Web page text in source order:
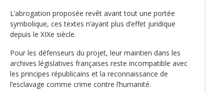
L’abrogation proposée revêt avant tout une portée
symbolique, ces textes n’ayant plus d’effet juridique
depuis le XIXe siècle.
Pour les défenseurs du projet, leur maintien dans les
archives législatives françaises reste incompatible avec
les principes républicains et la reconnaissance de
l’esclavage comme crime contre l’humanité.